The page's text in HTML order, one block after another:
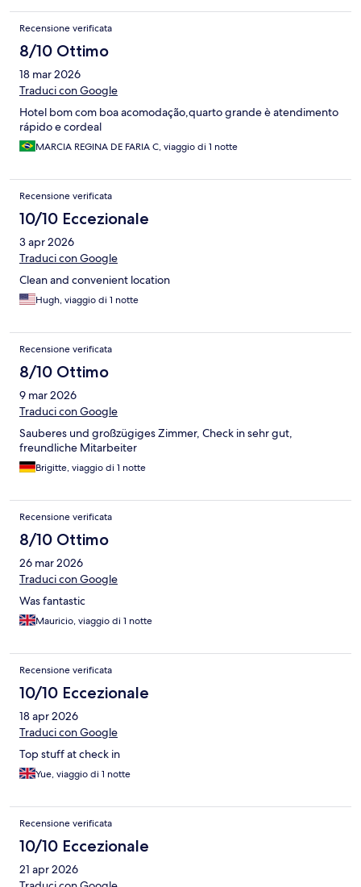
Recensione verificata
8/10 Ottimo
18 mar 2026
Traduci con Google
Hotel bom com boa acomodação,quarto grande è atendimento
rápido e cordeal
MARCIA REGINA DE FARIA C, viaggio di 1 notte
Recensione verificata
10/10 Eccezionale
3 apr 2026
Traduci con Google
Clean and convenient location
Hugh, viaggio di 1 notte
Recensione verificata
8/10 Ottimo
9 mar 2026
Traduci con Google
Sauberes und großzügiges Zimmer, Check in sehr gut,
freundliche Mitarbeiter
Brigitte, viaggio di 1 notte
Recensione verificata
8/10 Ottimo
26 mar 2026
Traduci con Google
Was fantastic
Mauricio, viaggio di 1 notte
Recensione verificata
10/10 Eccezionale
18 apr 2026
Traduci con Google
Top stuff at check in
Yue, viaggio di 1 notte
Recensione verificata
10/10 Eccezionale
21 apr 2026